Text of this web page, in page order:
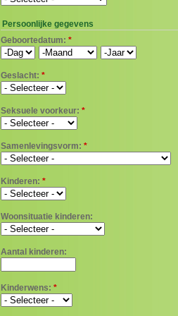
Persoonlijke gegevens
Geboortedatum: *
Geslacht: *
Seksuele voorkeur: *
Samenlevingsvorm: *
Kinderen: *
Woonsituatie kinderen:
Aantal kinderen:
Kinderwens: *